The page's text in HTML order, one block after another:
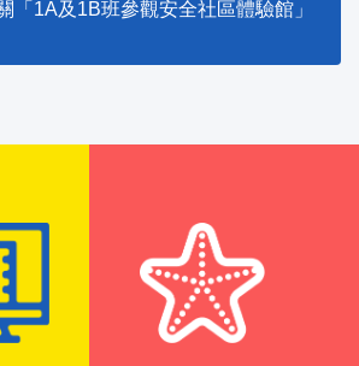
「1A及1B班參觀安全社區體驗館」